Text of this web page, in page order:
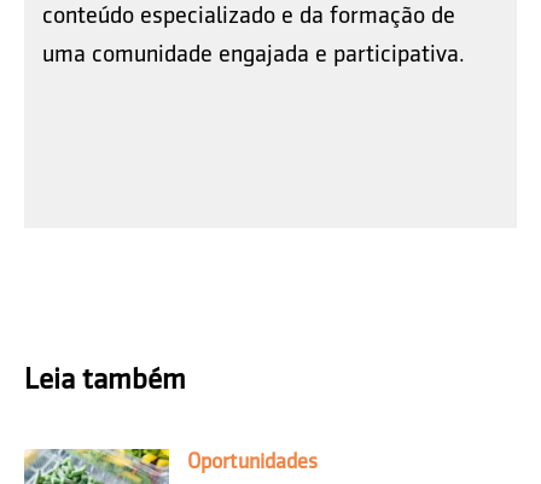
conteúdo especializado e da formação de
uma comunidade engajada e participativa.
Leia também
Oportunidades